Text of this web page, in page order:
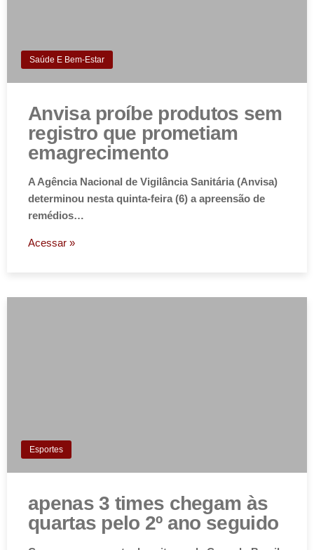
Saúde E Bem-Estar
Anvisa proíbe produtos sem
registro que prometiam
emagrecimento
A Agência Nacional de Vigilância Sanitária (Anvisa)
determinou nesta quinta-feira (6) a apreensão de
remédios…
Acessar »
Esportes
apenas 3 times chegam às
quartas pelo 2º ano seguido